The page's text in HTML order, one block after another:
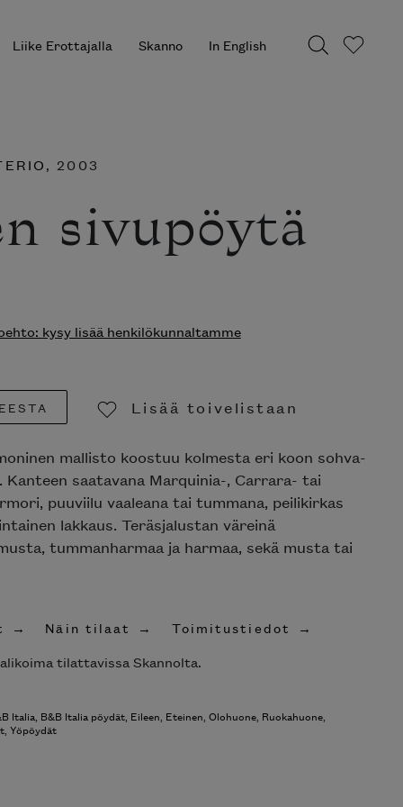
Liike Erottajalla Skanno In English
, 2003
sivupöytä
kysy lisää henkilökunnaltamme
Lisää toivelistaan
mallisto koostuu kolmesta eri koon sohva-
Kanteen saatavana Marquinia-, Carrara- tai
puuviilu vaaleana tai tummana, peilikirkas
lakkaus. Teräsjalustan väreinä
tummanharmaa ja harmaa, sekä musta tai
Näin tilaat
Toimitustiedot
tilattavissa Skannolta.
Italia, B&B Italia pöydät, Eileen, Eteinen, Olohuone, Ruokahuone,
, Yöpöydät